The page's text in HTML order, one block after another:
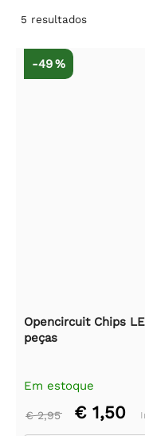
5 resultados
-49 %
Opencircuit Chips
peças
Em estoque
€ 2,95 € 1,50